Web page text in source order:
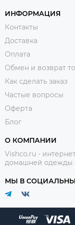
ИНФОРМАЦИЯ
Контакты
Доставка
Оплата
Обмен и возврат
Как сделать заказ
Частые вопросы
Оферта
Блог
О КОМПАНИИ
Vishco.ru -
домашней одежды
МЫ В